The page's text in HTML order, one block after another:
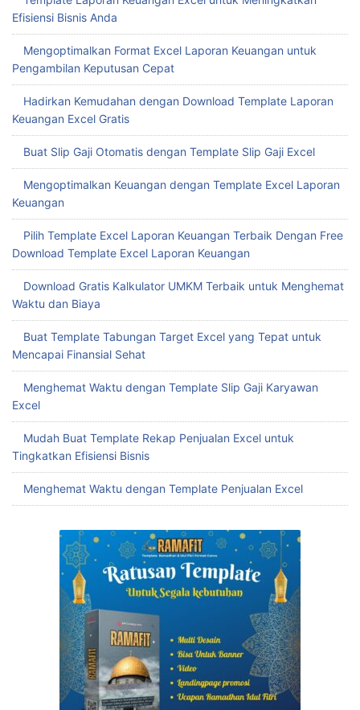
Efisiensi Bisnis Anda
Mengoptimalkan Format Excel Laporan Keuangan untuk
Pengambilan Keputusan Cepat
Hadirkan Kemudahan dengan Download Template Laporan
Keuangan Excel Gratis
Buat Slip Gaji Otomatis dengan Template Slip Gaji Excel
Mengoptimalkan Keuangan dengan Template Excel Laporan
Keuangan
Pilih Template Excel Laporan Keuangan Terbaik Dengan Free
Download Template Excel Laporan Keuangan
Download Gratis Kalkulator UMKM Terbaik untuk Menghemat
Waktu dan Biaya
Buat Template Tabungan Target Excel yang Tepat untuk
Mencapai Finansial Sehat
Menghemat Waktu dengan Template Slip Gaji Karyawan
Excel
Mudah Buat Template Rekap Penjualan Excel untuk
Tingkatkan Efisiensi Bisnis
Menghemat Waktu dengan Template Penjualan Excel